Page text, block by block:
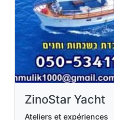
ZinoStar Yacht
Ateliers et expériences